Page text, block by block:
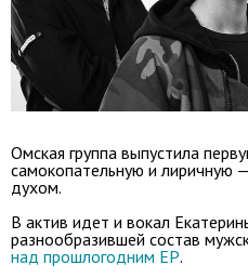
Омская группа выпустила
самокопательную и лиричную
духом.
В актив идет и вокал
разнообразившей состав
над прошлогодним EP.